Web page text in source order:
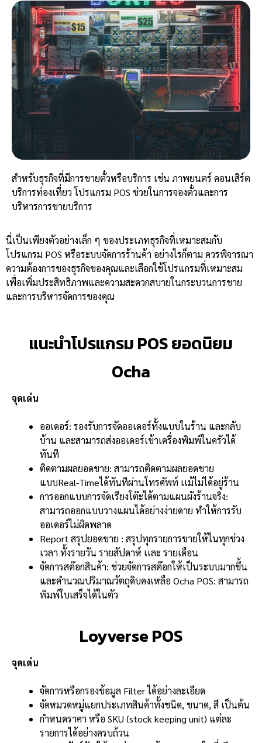
สำหรับธุรกิจที่มีการขายตั๋วหรือบริการ เช่น ภาพยนตร์ คอนเสิร์ต
บริการท่องเที่ยว โปรแกรม POS ช่วยในการจองตั๋วและการ
บริหารการขายบริการ
นี่เป็นเพียงตัวอย่างเล็ก ๆ ของประเภทธุรกิจที่เหมาะสมกับ
โปรแกรม POS หรือระบบจัดการร้านค้า อย่างไรก็ตาม ควรพิจารณา
ความต้องการของธุรกิจของคุณและเลือกใช้โปรแกรมที่เหมาะสม
เพื่อเพิ่มประสิทธิภาพและความสะดวกสบายในกระบวนการขาย
และการบริหารจัดการของคุณ
แนะนำโปรแกรม POS ยอดนิยม
Ocha
จุดเด่น
ออเดอร์: รองรับการจัดออเดอร์ทั้งแบบในร้าน และกลับ
บ้าน และสามารถส่งออเดอร์เข้าเครื่องพิมพ์ในครัวได้
ทันที
ติดตามผลยอดขาย: สามารถติดตามผลยอดขาย
แบบReal-Timeได้ทันทีผ่านโทรศัพท์ เเม้ไม่ได้อยู่ร้าน
การออกแบบการจัดเรียงโต๊ะได้ตามแผนผังร้านจริง:
สามารถออกแบบวางแผนได้อย่างง่ายดาย ทำให้การรับ
ออเดอร์ไม่ผิดพลาด
Report สรุปยอดขาย : สรุปทุกรายการขายให้ในทุกช่วง
เวลา ทั้งรายวัน รายสัปดาห์ เเละ รายเดือน
จัดการสต๊อกสินค้า: ช่วยจัดการสต๊อกให้เป็นระบบมากขึ้น
และคำนวณปริมาณวัตถุดิบคงเหลือ Ocha POS: สามารถ
พิมพ์ใบเสร็จได้ในตัว
Loyverse POS
จุดเด่น
จัดการหรือกรองข้อมูล Filter ได้อย่างละเอียด
จัดหมวดหมู่แยกประเภทสินค้าทั้งชนิด, ขนาด, สี เป็นต้น
กำหนดราคา หรือ SKU (stock keeping unit) แต่ละ
รายการได้อย่างครบถ้วน